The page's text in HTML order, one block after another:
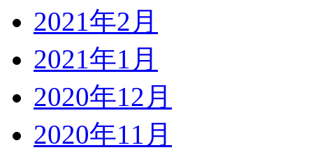
2021年2月
2021年1月
2020年12月
2020年11月